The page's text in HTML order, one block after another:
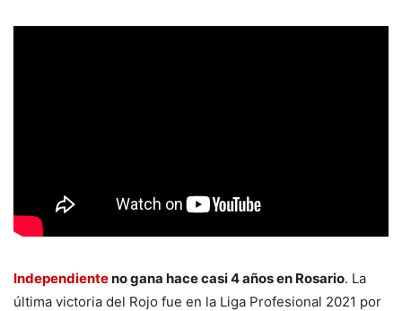
Independienteno gana hace casi 4 años en Rosario. La
última victoria del Rojo fue en la Liga Profesional 2021 por